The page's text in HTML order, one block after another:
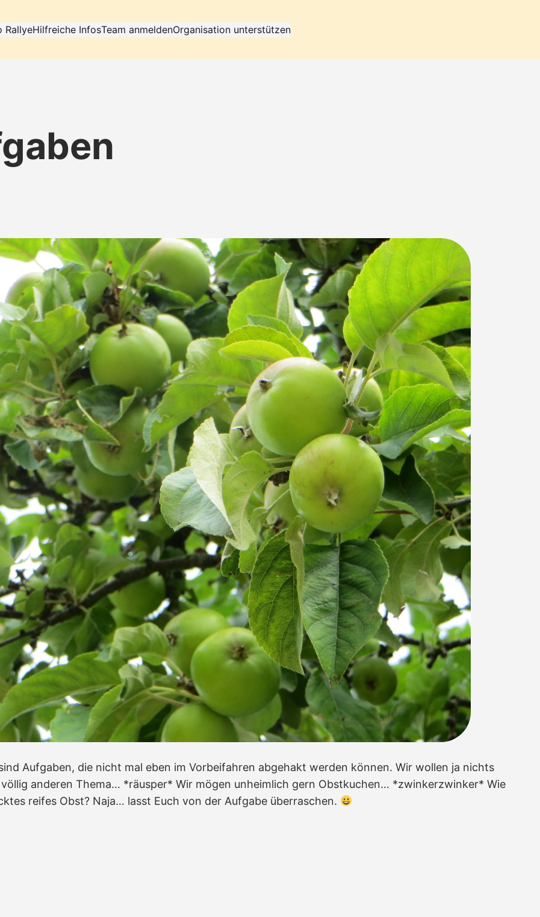
RallyeHilfreiche InfosTeam anmeldenOrganisation unterstützen
Aufgaben, die nicht mal eben im Vorbeifahren abgehakt werden können. Wir wollen ja nichts
anderen Thema… *räusper* Wir mögen unheimlich gern Obstkuchen… *zwinkerzwinker* Wie
reifes Obst? Naja… lasst Euch von der Aufgabe überraschen.